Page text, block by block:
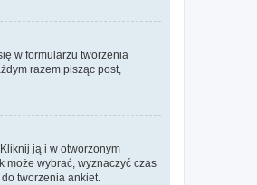
w formularzu tworzenia
razem pisząc post,
. Kliknij ją i w otworzonym
może wybrać, wyznaczyć czas
tworzenia ankiet.